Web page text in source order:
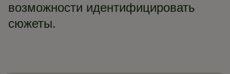
возможности идентифицировать
сюжеты.